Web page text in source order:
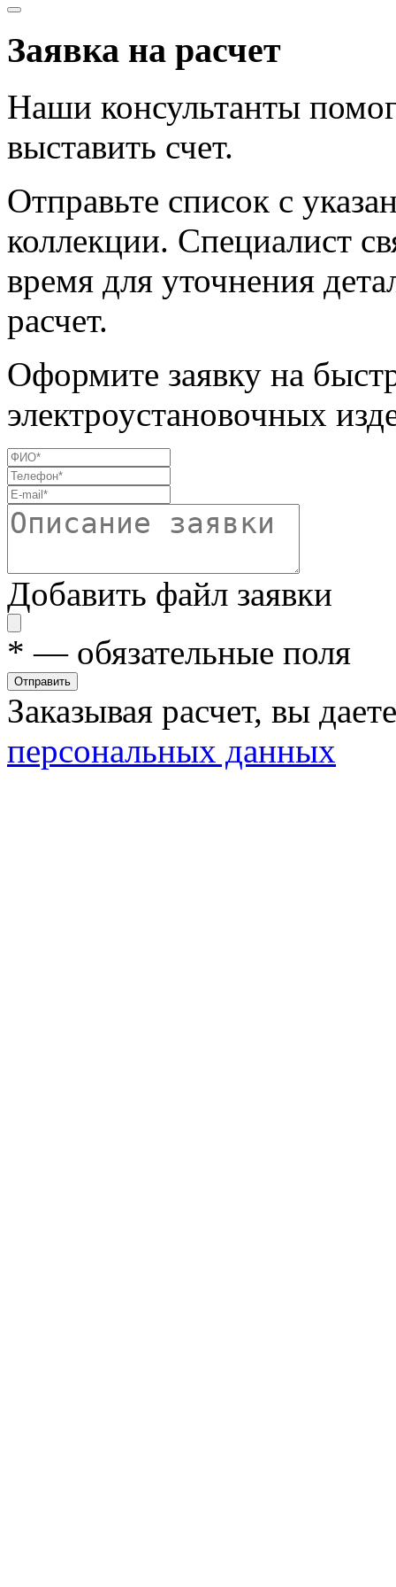
Заявка на расчет
Наши консультанты
выставить счет.
Отправьте список с
коллекции. Специалист
время для уточнения
расчет.
Оформите заявку на
электроустановочных
Добавить файл заявки
* — обязательные поля
Отправить
Заказывая расчет, вы
персональных данных